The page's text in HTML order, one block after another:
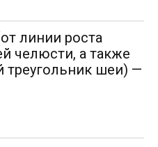
линии роста
челюсти, а также
шеи) —